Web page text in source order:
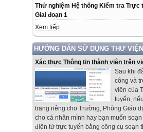
Thử nghiệm Hệ thống Kiểm tra Trực
Giai đoạn 1
Xem tiếp
HƯỚNG DẪN SỬ DỤNG THƯ VIỆN
Xác thực Thông tin thành viên trên
Sau khi
công và
viên của
tuyến,
trang riêng cho Trường, Phòng Giáo
cho cá nhân mình hay bạn muốn
điện tử trực tuyến bằng công cụ soạn